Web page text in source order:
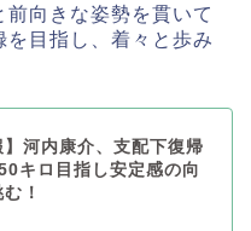
向きな姿勢を貫いて
目指し、着々と歩み
】河内康介、支配下復帰
キロ目指し安定感の向
む！